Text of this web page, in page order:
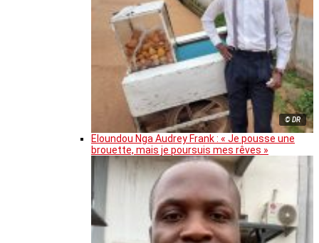
© DR
Eloundou Nga Audrey Frank : « Je pousse une
brouette, mais je poursuis mes rêves »